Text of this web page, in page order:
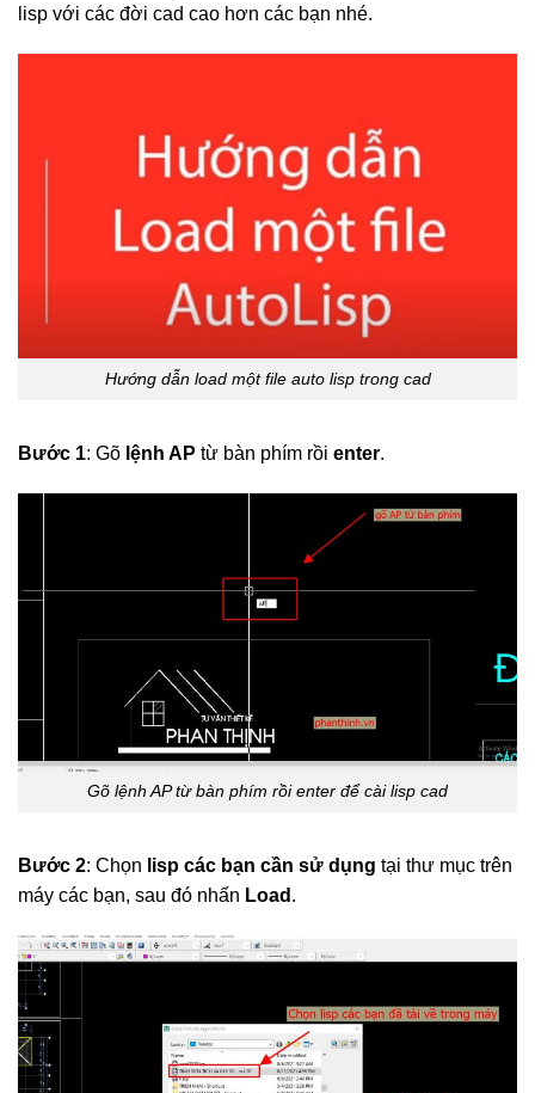
lisp với các đời cad cao hơn các bạn nhé.
Hướng dẫn load một file auto lisp trong cad
Bước 1: Gõ lệnh AP từ bàn phím rồi enter.
Gõ lệnh AP từ bàn phím rồi enter để cài lisp cad
Bước 2: Chọn lisp các bạn cần sử dụng tại thư mục trên
máy các bạn, sau đó nhấn Load .